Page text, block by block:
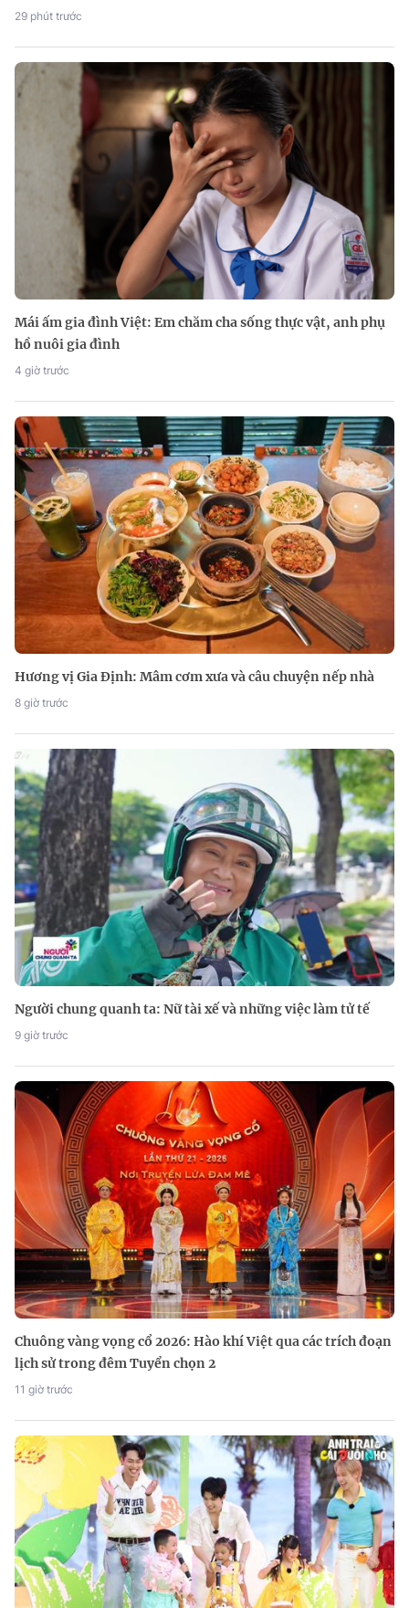
29 phút trước
Mái ấm gia đình Việt: Em chăm cha sống thực vật, anh phụ
hồ nuôi gia đình
4 giờ trước
Hương vị Gia Định: Mâm cơm xưa và câu chuyện nếp nhà
8 giờ trước
Người chung quanh ta: Nữ tài xế và những việc làm tử tế
9 giờ trước
Chuông vàng vọng cổ 2026: Hào khí Việt qua các trích đoạn
lịch sử trong đêm Tuyển chọn 2
11 giờ trước